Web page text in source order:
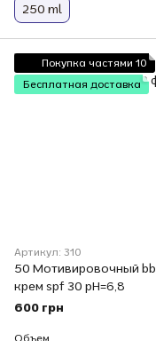
250 ml
Покупка частями 10
Бесплатная доставка
Артикул: 310
50 Мотивировочный bb
крем spf 30 рН=6,8
600 грн
Объем